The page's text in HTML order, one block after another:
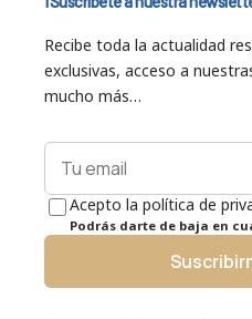
Recibe toda la actualidad
exclusivas, acceso a
mucho más…
Acepto la política de
Podrás darte de baja en